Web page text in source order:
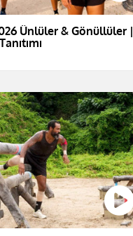
Ünlüler & Gönüllüler |